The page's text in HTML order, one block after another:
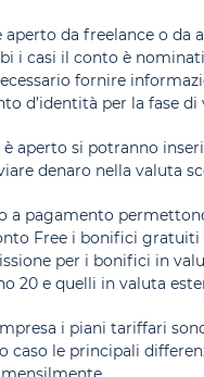
aperto da freelance o
i casi il conto è
fornire
d’identità per la fase di
aperto si potranno
denaro nella valuta
a pagamento
Free i bonifici
per i bonifici in
20 e quelli in valuta
i piani tariffari
caso le principali